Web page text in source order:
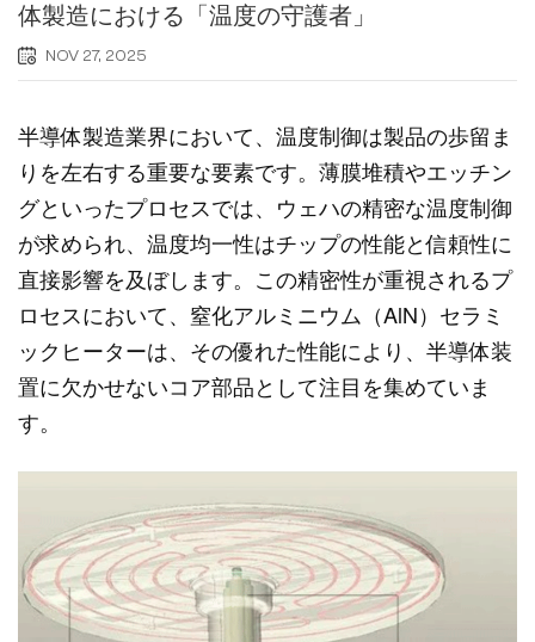
体製造における「温度の守護者」
NOV 27, 2025
半導体製造業界において、温度制御は製品の歩留ま
りを左右する重要な要素です。薄膜堆積やエッチン
グといったプロセスでは、ウェハの精密な温度制御
が求められ、温度均一性はチップの性能と信頼性に
直接影響を及ぼします。この精密性が重視されるプ
ロセスにおいて、窒化アルミニウム（AlN）セラミ
ックヒーターは、その優れた性能により、半導体装
置に欠かせないコア部品として注目を集めていま
す。